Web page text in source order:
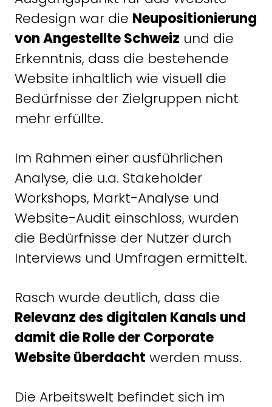
Redesign war die Neupositionierung
von Angestellte Schweiz und die
Erkenntnis, dass die bestehende
Website inhaltlich wie visuell die
Bedürfnisse der Zielgruppen nicht
mehr erfüllte.
Im Rahmen einer ausführlichen
Analyse, die u.a. Stakeholder
Workshops, Markt-Analyse und
Website-Audit einschloss, wurden
die Bedürfnisse der Nutzer durch
Interviews und Umfragen ermittelt.
Rasch wurde deutlich, dass die
Relevanz des digitalen Kanals und
damit die Rolle der Corporate
Website überdacht werden muss.
Die Arbeitswelt befindet sich im